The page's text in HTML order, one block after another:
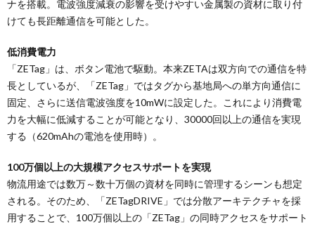
ナを搭載。電波強度減衰の影響を受けやすい金属製の資材に取り付
けても長距離通信を可能とした。
低消費電力
「ZETag」は、ボタン電池で駆動。本来ZETAは双方向での通信を特
長としているが、「ZETag」ではタグから基地局への単方向通信に
固定、さらに送信電波強度を10mWに設定した。これにより消費電
力を大幅に低減することが可能となり、30000回以上の通信を実現
する（620mAhの電池を使用時）。
100万個以上の大規模アクセスサポートを実現
物流用途では数万～数十万個の資材を同時に管理するシーンも想定
される。そのため、「ZETagDRIVE」では分散アーキテクチャを採
用することで、100万個以上の「ZETag」の同時アクセスをサポート